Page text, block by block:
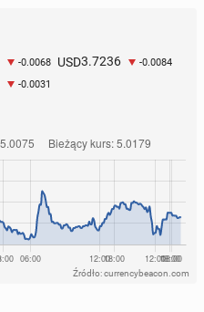
-0.0068 USD3.7236 -0.0084
-0.0031
Źródło: currencybeacon.com